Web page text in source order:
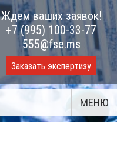
Ждем ваших заявок!
+7 (995) 100-33-77
555@fse.ms
Заказать экспертизу
МЕНЮ